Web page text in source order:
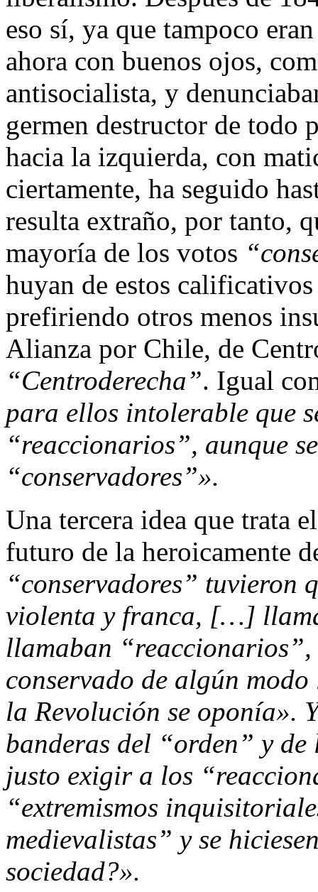
eso sí, ya que tampoco
ahora con buenos ojos,
antisocialista, y
germen destructor de todo
hacia la izquierda, con
ciertamente, ha seguido
resulta extraño, por tanto,
mayoría de los votos
huyan de estos
prefiriendo otros menos
Alianza por Chile, de
“Centroderecha”. Igual
para ellos intolerable que
“reaccionarios”, aunque
“conservadores”».
Una tercera idea que trata
futuro de la heroicamente
“conservadores” tuvieron
violenta y franca, […]
llamaban
conservado de algún
la Revolución se oponía».
banderas del “orden” y
justo exigir a los
“extremismos
medievalistas” y se
sociedad?».